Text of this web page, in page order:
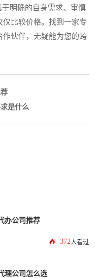
明确的自身需求、审慎
比较价格。找到一家专
作伙伴，无疑能为您的跨
是什么
办公司推荐
372 人看过
理公司怎么选